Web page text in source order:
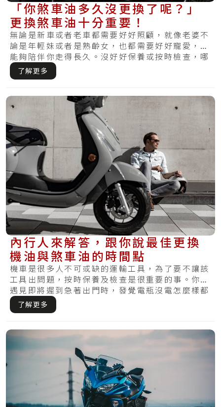
「你煞車油多久沒更換了呢？」
更換煞車油十分重要！
無論是新車或者老車都需要好好照顧，就像老婆不
論是年輕妹或者是熟齡女，也都需要好好寵愛，才
能夠陪伴你走得長久。沒好好保養或按時檢查，哪
天發.....
了解更多
內行人來解答，跟你說最佳更換
機油與煞車油的時間點
機車是很多人不可或缺的運輸工具，為了要不讓該
工具出問題，按時保養及檢查是很重要的事。你有
遇見即將遲到急著出門時，發覺電瓶沒電怎麼樣都
無法.....
了解更多